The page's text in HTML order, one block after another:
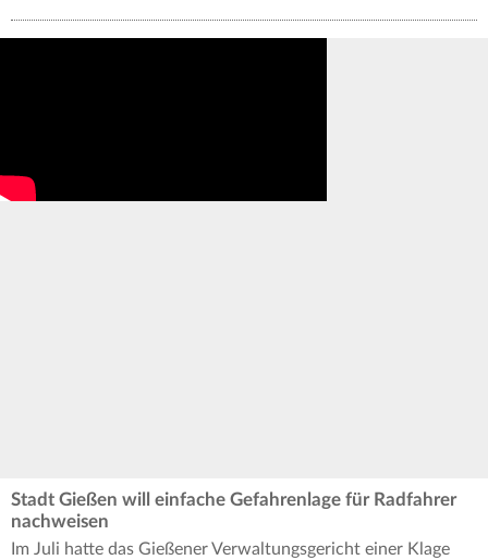
Stadt Gießen will einfache Gefahrenlage für Radfahrer
nachweisen
Im Juli hatte das Gießener Verwaltungsgericht einer Klage